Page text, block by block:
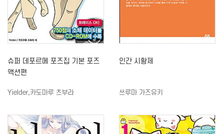
슈퍼 데포르메 포즈집 기본 포즈
액션편
Yielder,카도마루 츠부라
인간 시황제
쓰루마 가즈유키